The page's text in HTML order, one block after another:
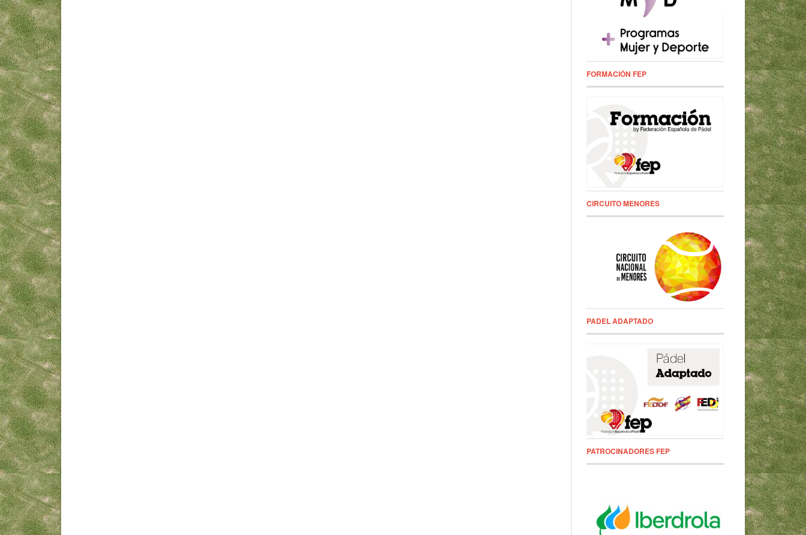
FORMACIÓN FEP
CIRCUITO MENORES
PADEL ADAPTADO
PATROCINADORES FEP